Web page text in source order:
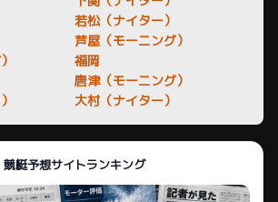
若松（ナイター）
芦屋（モーニング）
福岡
唐津（モーニング）
大村（ナイター）
競艇予想サイトランキング